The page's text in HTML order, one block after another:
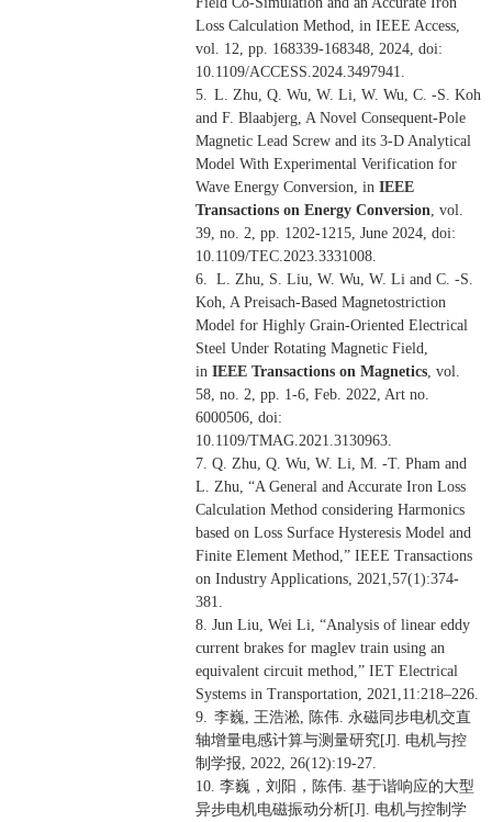
Loss Calculation Method, in IEEE Access,
vol. 12, pp. 168339-168348, 2024, doi:
10.1109/ACCESS.2024.3497941.
5.
L. Zhu, Q. Wu, W. Li, W. Wu, C. -S. Koh
and F. Blaabjerg, A Novel Consequent-Pole
Magnetic Lead Screw and its 3-D Analytical
Model With Experimental Verification for
Wave Energy Conversion, in IEEE
Transactions on Energy Conversion , vol.
39, no. 2, pp. 1202-1215, June 2024, doi:
10.1109/TEC.2023.3331008.
6.
L. Zhu, S. Liu, W. Wu, W. Li and C. -S.
Koh, A Preisach-Based Magnetostriction
Model for Highly Grain-Oriented Electrical
Steel Under Rotating Magnetic Field,
in IEEE Transactions on Magnetics , vol.
58, no. 2, pp. 1-6, Feb. 2022, Art no.
6000506, doi:
10.1109/TMAG.2021.3130963.
7. Q. Zhu, Q. Wu, W. Li, M. -T. Pham and
L. Zhu, “A General and Accurate Iron Loss
Calculation Method considering Harmonics
based on Loss Surface Hysteresis Model and
Finite Element Method, ” IEEE Transactions
on Industry Applications, 2021,57(1):374-
381.
8. Jun Liu, Wei Li, “Analysis of linear eddy
current brakes for maglev train using an
equivalent circuit method, ” IET Electrical
Systems in Transportation, 2021,11:218–226.
9.
李巍 王浩淞 陈伟 永磁同步电机交直
轴增量电感计算与测量研究[J]. 电机与控
制学报 , 2022, 26(12):19-27.
10. 李巍，刘阳，陈伟 基于谐响应的大型
异步电机电磁振动分析[J]. 电机与控制学